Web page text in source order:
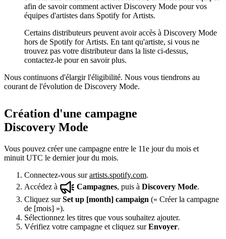
afin de savoir comment activer Discovery Mode pour vos
équipes d'artistes dans Spotify for Artists.
Certains distributeurs peuvent avoir accès à Discovery Mode
hors de Spotify for Artists. En tant qu'artiste, si vous ne
trouvez pas votre distributeur dans la liste ci-dessus,
contactez-le pour en savoir plus.
Nous continuons d'élargir l'éligibilité. Nous vous tiendrons au
courant de l'évolution de Discovery Mode.
Création d'une campagne
Discovery Mode
Vous pouvez créer une campagne entre le 11e jour du mois et
minuit UTC le dernier jour du mois.
Connectez-vous surartists.spotify.com.
Accédez à
Campagnes, puis à Discovery Mode.
Cliquez surSet up [month] campaign (« Créer la campagne
de [mois] »).
Sélectionnez les titres que vous souhaitez ajouter.
Vérifiez votre campagne et cliquez surEnvoyer.